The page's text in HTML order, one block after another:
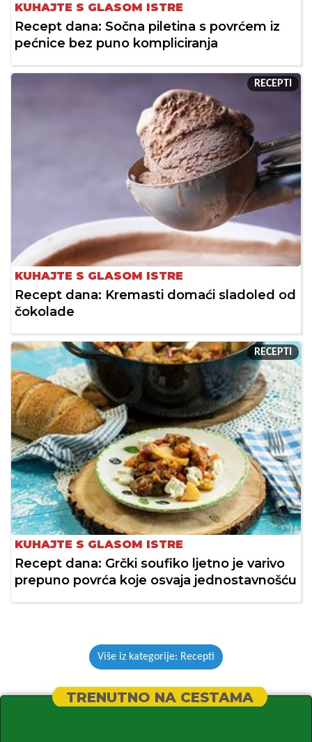
KUHAJTE S GLASOM ISTRE
Recept dana: Sočna piletina s povrćem iz
pećnice bez puno kompliciranja
RECEPTI
KUHAJTE S GLASOM ISTRE
Recept dana: Kremasti domaći sladoled od
čokolade
RECEPTI
KUHAJTE S GLASOM ISTRE
Recept dana: Grčki soufiko ljetno je varivo
prepuno povrća koje osvaja jednostavnošću
Više iz kategorije: Recepti
TRENUTNO NA CESTAMA